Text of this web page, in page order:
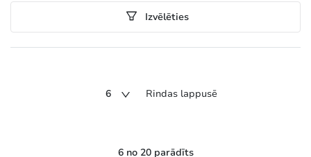
Izvēlēties
6 Rindas lappusē
6 no 20 parādīts